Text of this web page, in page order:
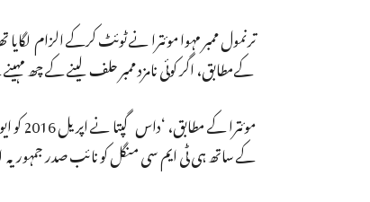
ترنمول ممبر مہوا موئترا نے ٹوئٹ کرکے الزام
کےمطابق، اگر کوئی نامزد ممبر حلف لینے کے چھ
کے ساتھ ہی ٹی ایم سی منگل کو نائب صدر جمہوریہ